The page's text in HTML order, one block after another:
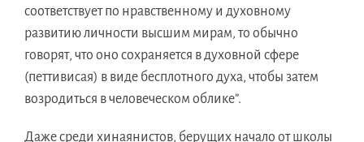
соответствует по нравственному и духовному
развитию личности высшим мирам, то обычно
говорят, что оно сохраняется в духовной сфере
(петтивисая) в виде бесплотного духа, чтобы затем
возродиться в человеческом облике”.
Даже среди хинаянистов, берущих начало от школы